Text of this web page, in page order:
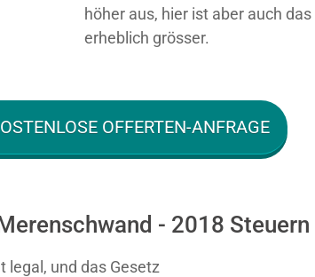
höher aus, hier ist aber auch
erheblich grösser.
OFFERTEN-ANFRAGE
- 2018 Steuern
und das Gesetz